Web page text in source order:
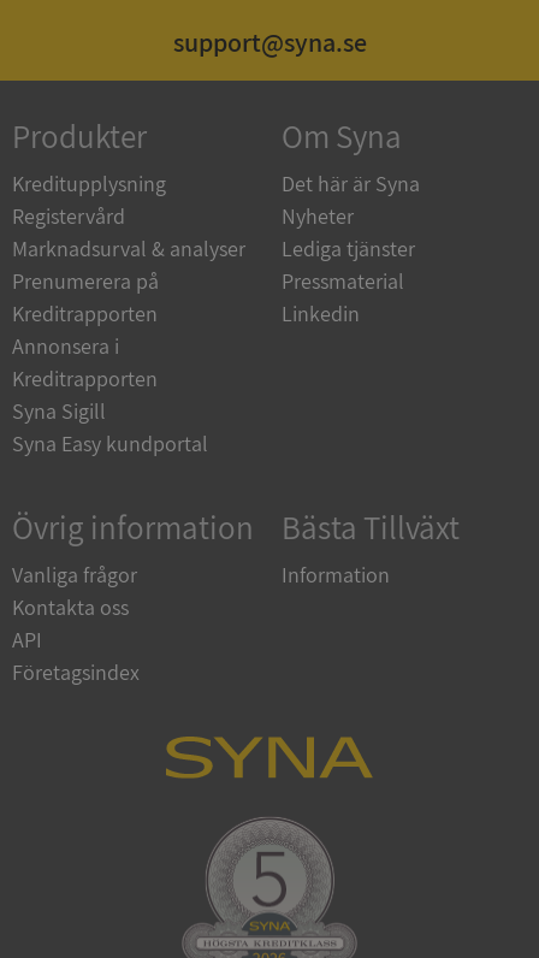
support@syna.se
Produkter
Kreditupplysning
Registervård
Marknadsurval & analyser
Prenumerera på
Kreditrapporten
Annonsera i
Kreditrapporten
Syna Sigill
Syna Easy kundportal
Om Syna
Det här är Syna
Nyheter
Lediga tjänster
Pressmaterial
Linkedin
Övrig information
Vanliga frågor
Kontakta oss
API
Företagsindex
Bästa Tillväxt
Information
Corporation
.syna.se
__RequestVerificationToken
_GRECAPTCHA
Google LLC